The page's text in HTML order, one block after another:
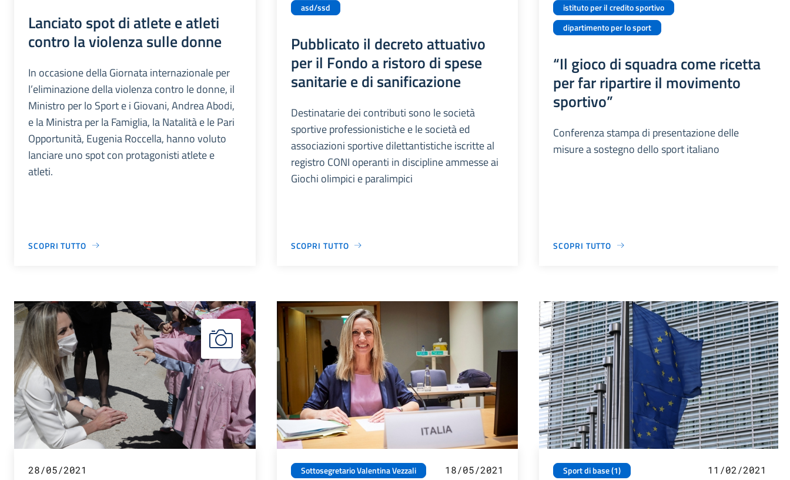
Lanciato spot di atlete e atleti
contro la violenza sulle donne
In occasione della Giornata internazionale per
l’eliminazione della violenza contro le donne, il
Ministro per lo Sport e i Giovani, Andrea Abodi,
e la Ministra per la Famiglia, la Natalità e le Pari
Opportunità, Eugenia Roccella, hanno voluto
lanciare uno spot con protagonisti atlete e
atleti.
SCOPRI TUTTO
asd/ssd
Pubblicato il decreto attuativo
per il Fondo a ristoro di spese
sanitarie e di sanificazione
Destinatarie dei contributi sono le società
sportive professionistiche e le società ed
associazioni sportive dilettantistiche iscritte al
registro CONI operanti in discipline ammesse ai
Giochi olimpici e paralimpici
SCOPRI TUTTO
istituto per il credito sportivo
dipartimento per lo sport
“Il gioco di squadra come ricetta
per far ripartire il movimento
sportivo”
Conferenza stampa di presentazione delle
misure a sostegno dello sport italiano
SCOPRI TUTTO
28/05/2021
Sottosegretario Valentina Vezzali
18/05/2021
Sport di base (1)
11/02/2021